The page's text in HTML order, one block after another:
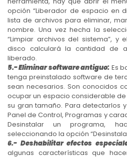
opción “Liberador de espacio en
lista de archivos para eliminar,
nombre. Una vez hecha la
“Limpiar archivos del sistema”,
disco calculará la cantidad de
liberado.
5.- Eliminar software antiguo: Es
tenga preinstalado software de
sean necesarios. Son conocidos
ocupar un espacio considerable
su gran tamaño. Para detectarlos
Panel de Control, Programas y
Desinstalar un programa,
seleccionando la opción
6.- Deshabilitar efectos
algunas características que